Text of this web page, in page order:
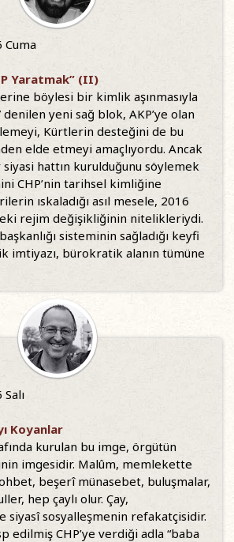
Cuma
Yaratmak” (II)
böylesi bir kimlik aşınmasıyla
denilen yeni sağ blok, AKP’ye olan
Kürtlerin desteğini de bu
elde etmeyi amaçlıyordu. Ancak
hattın kurulduğunu söylemek
CHP’nin tarihsel kimliğine
ıskaladığı asıl mesele, 2016
rejim değişikliğinin nitelikleriydi.
sisteminin sağladığı keyfi
imtiyazı, bürokratik alanın tümüne
Koyanlar
kurulan bu imge, örgütün
imgesidir. Malûm, memlekette
beşerî münasebet, buluşmalar,
hep çaylı olur. Çay,
siyasî sosyalleşmenin refakatçisidir.
edilmiş CHP’ye verdiği adla “baba